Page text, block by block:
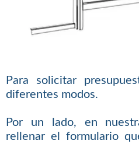
Para solicitar
diferentes modos.
Por un lado, en
rellenar el formulario